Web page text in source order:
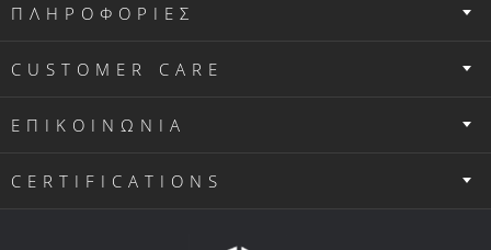
ΠΛΗΡΟΦΟΡΙΕΣ
CUSTOMER CARE
ΕΠΙΚΟΙΝΩΝΙΑ
CERTIFICATIONS